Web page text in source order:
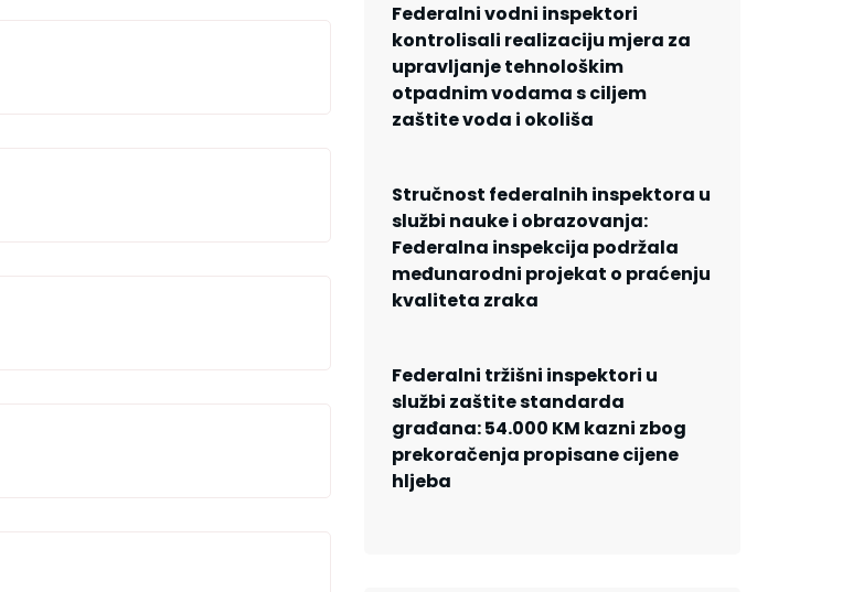
Federalni vodni inspektori
kontrolisali realizaciju mjera za
upravljanje tehnološkim
otpadnim vodama s ciljem
zaštite voda i okoliša
Stručnost federalnih inspektora u
službi nauke i obrazovanja:
Federalna inspekcija podržala
međunarodni projekat o praćenju
kvaliteta zraka
Federalni tržišni inspektori u
službi zaštite standarda
građana: 54.000 KM kazni zbog
prekoračenja propisane cijene
hljeba